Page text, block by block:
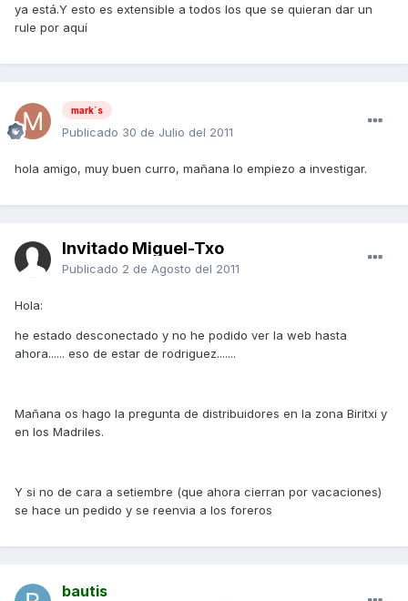
ya está.Y esto es extensible a todos los que se quieran dar un
rule por aquí
mark´s
Publicado 30 de Julio del 2011
hola amigo, muy buen curro, mañana lo empiezo a investigar.
Invitado Miguel-Txo
Publicado 2 de Agosto del 2011
Hola:
he estado desconectado y no he podido ver la web hasta
ahora...... eso de estar de rodriguez.......
Mañana os hago la pregunta de distribuidores en la zona Biritxi y
en los Madriles.
Y si no de cara a setiembre (que ahora cierran por vacaciones)
se hace un pedido y se reenvia a los foreros
bautis